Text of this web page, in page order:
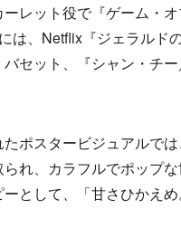
レット役で『ゲーム・
は、Netflix『ジェラルド
セット、『シャン・チ
ポスタービジュアルで
れ、カラフルでポップ
として、「甘さひかえ